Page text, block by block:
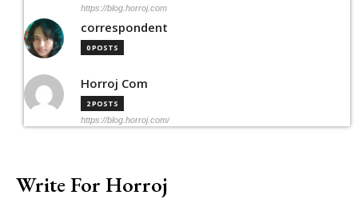
https://blog.horroj.com
correspondent
0 POSTS
Horroj Com
2 POSTS
https://blog.horroj.com/
Write For Horroj